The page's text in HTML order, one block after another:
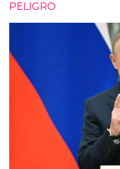
PELIGRO